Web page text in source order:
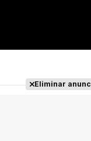
Eliminar